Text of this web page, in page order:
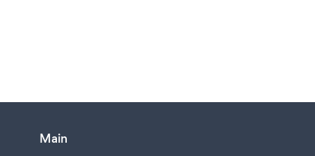
Main